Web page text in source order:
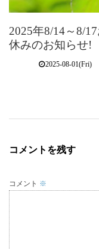
2025年8/14～8/
休みのお知らせ!
2025-08-01(Fri)
コメントを残す
コメント ※